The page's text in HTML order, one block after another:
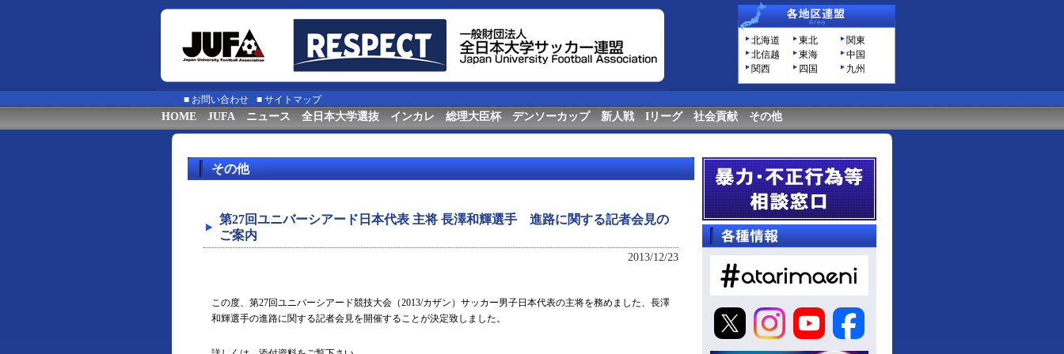
北海道 東北
関東
北信越
東海
中国
関西
四国 九州
■ お問い合わせ ■ サイトマップ
HOME JUFA ニュース 全日本大学選抜 インカレ 総理大臣杯 デンソーカップ 新人戦 Iリーグ 社会貢献 その他
その他
第27回ユニバーシアード日本代表 主将 長澤和輝選手 進路に関する記者会見の
ご案内
2013/12/23
この度、第27回ユニバーシアード競技大会（2013/カザン）サッカー男子日本代表の主将を務めました、長澤
和輝選手の進路に関する記者会見を開催することが決定致しました。